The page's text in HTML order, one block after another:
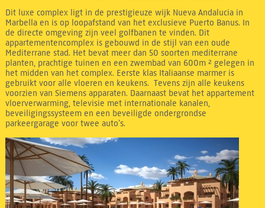
Dit luxe complex ligt in de prestigieuze wijk Nueva Andalucia in
Marbella en is op loopafstand van het exclusieve Puerto Banus. In
de directe omgeving zijn veel golfbanen te vinden. Dit
appartementencomplex is gebouwd in de stijl van een oude
Mediterrane stad. Het bevat meer dan 50 soorten mediterrane
planten, prachtige tuinen en een zwembad van 600m ² gelegen in
het midden van het complex. Eerste klas Italiaanse marmer is
gebruikt voor alle vloeren en keukens. Tevens zijn alle keukens
voorzien van Siemens apparaten. Daarnaast bevat het appartement
vloerverwarming, televisie met internationale kanalen,
beveiligingssysteem en een beveiligde ondergrondse
parkeergarage voor twee auto’s.